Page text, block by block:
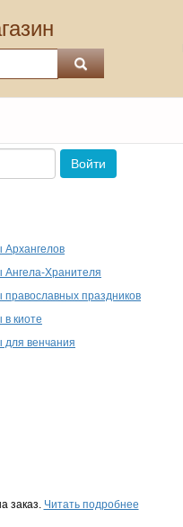
Войти
Архангелов
Ангела-Хранителя
православных праздников
в киоте
для венчания
заказ. Читать подробнее